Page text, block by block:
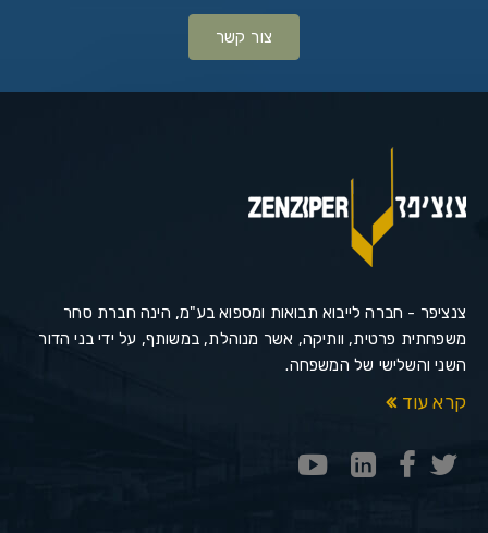
צור קשר
צנציפר - חברה לייבוא תבואות ומספוא בע"מ, הינה חברת סחר
משפחתית פרטית, וותיקה, אשר מנוהלת, במשותף, על ידי בני הדור
השני והשלישי של המשפחה.
קרא עוד